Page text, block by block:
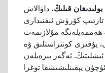
قىلىڭ. داۋالاش
تارتىپ كۆرۈش ئىقتىدارى
ھەممەيلەنگە مۇلازىمەت
كونتراستلىق ۋە
ئىشلىتىڭ. ئەگەر بىرەيلەن
يېقىنلىشىشقا توغرا